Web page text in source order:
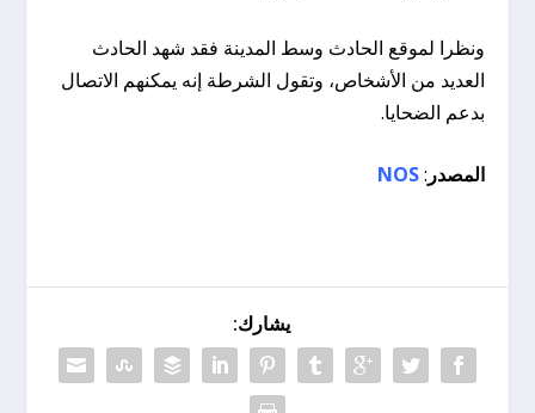
ونظرا لموقع الحادث وسط المدينة فقد شهد الحادث
العديد من الأشخاص، وتقول الشرطة إنه يمكنهم الاتصال
بدعم الضحايا.
المصدر :
NOS
يشارك: